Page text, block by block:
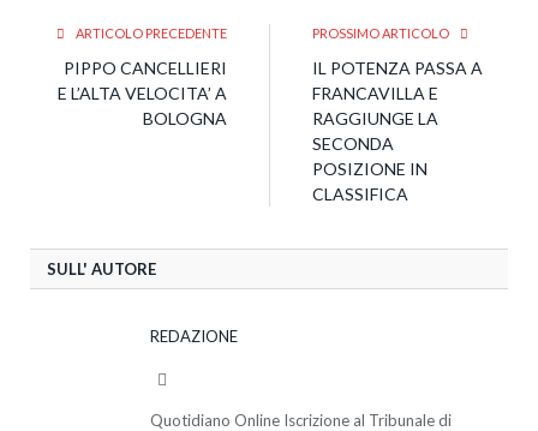
ARTICOLO PRECEDENTE
PIPPO CANCELLIERI
E L’ALTA VELOCITA’ A
BOLOGNA
PROSSIMO ARTICOLO
IL POTENZA PASSA A
FRANCAVILLA E
RAGGIUNGE LA
SECONDA
POSIZIONE IN
CLASSIFICA
SULL' AUTORE
REDAZIONE
Quotidiano Online Iscrizione al Tribunale di